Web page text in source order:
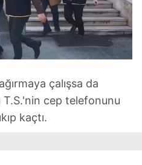
çalışsa da
T.S.'nin cep telefonunu
kaçtı.